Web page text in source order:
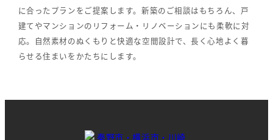
に合ったプランをご提案します。新築のご相談はもちろん、戸
建てやマンションのリフォーム・リノベーションにも柔軟に対
応。自然素材のぬくもりと快適な空間設計で、長く心地よく暮
らせる住まいをかたちにします。